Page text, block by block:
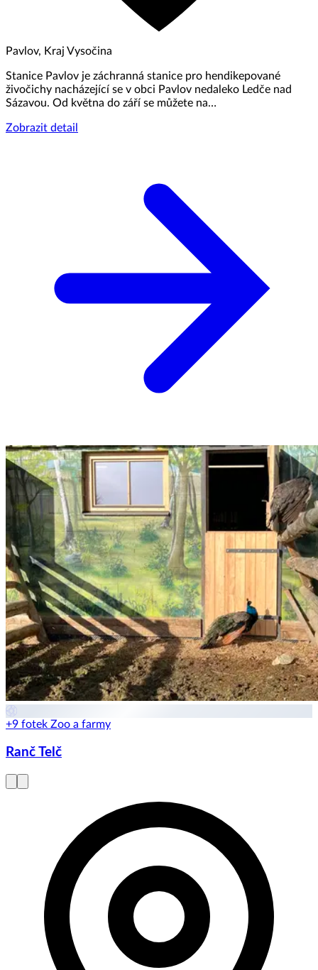
Pavlov, Kraj Vysočina
Stanice Pavlov je záchranná stanice pro hendikepované
živočichy nacházející se v obci Pavlov nedaleko Ledče nad
Sázavou. Od května do září se můžete na…
Zobrazit detail
+9 fotek Zoo a farmy
Ranč Telč